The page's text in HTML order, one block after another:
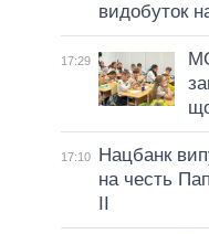
видобуток
17:29
17:10
Нацбанк
на честь